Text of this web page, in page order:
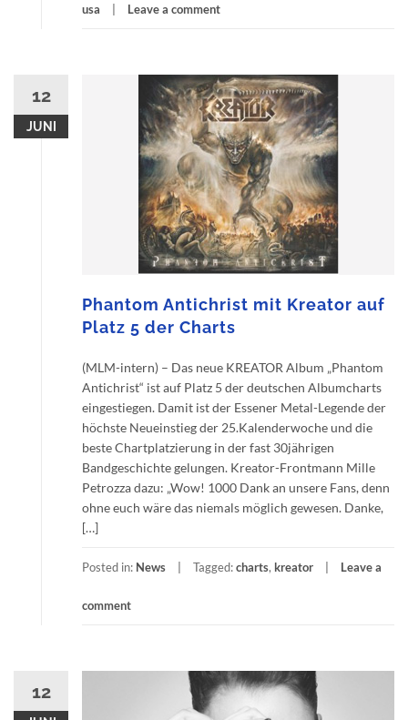
usa Leave a comment
12
JUNI
Phantom Antichrist mit Kreator auf
Platz 5 der Charts
(MLM-intern) – Das neue KREATOR Album „Phantom
Antichrist“ ist auf Platz 5 der deutschen Albumcharts
eingestiegen. Damit ist der Essener Metal-Legende der
höchste Neueinstieg der 25.Kalenderwoche und die
beste Chartplatzierung in der fast 30jährigen
Bandgeschichte gelungen. Kreator-Frontmann Mille
Petrozza dazu: „Wow! 1000 Dank an unsere Fans, denn
ohne euch wäre das niemals möglich gewesen. Danke,
[…]
Posted in: News Tagged:charts, kreator Leave a
comment
12